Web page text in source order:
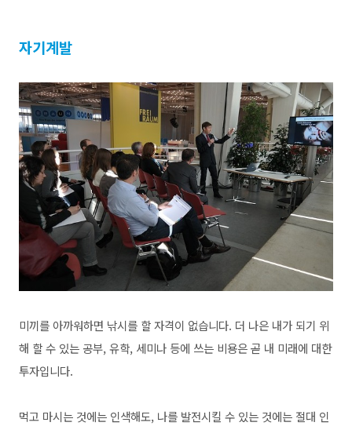
자기계발
미끼를 아까워하면 낚시를 할 자격이 없습니다. 더 나은 내가 되기 위
해 할 수 있는 공부, 유학, 세미나 등에 쓰는 비용은 곧 내 미래에 대한
투자입니다.
먹고 마시는 것에는 인색해도, 나를 발전시킬 수 있는 것에는 절대 인